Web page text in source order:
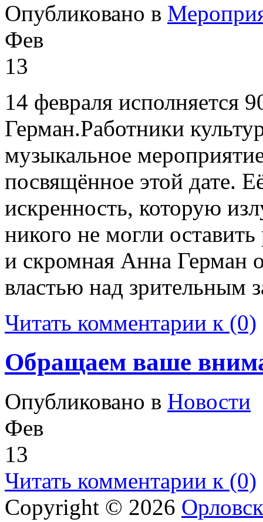
Опубликовано в
Фев
13
14 февраля исполняется
Герман.Работники
музыкальное
посвящённое этой дате.
искренность, которую
никого не могли
и скромная Анна Герман
властью над зрительным
Читать комментарии к (0)
Обращаем ваше
Опубликовано в Новости
Фев
13
Читать комментарии к (0)
Copyright © 2026